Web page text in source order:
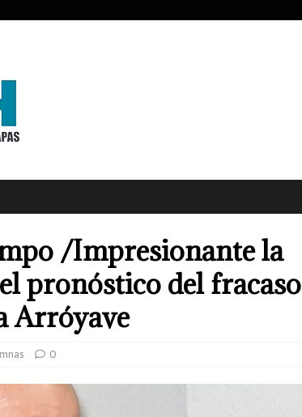
/Impresionante la
pronóstico del fracaso
Arróyave
0